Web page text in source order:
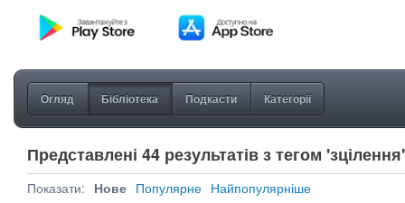
Огляд Бібліотека Подкасти Категорії
Представлені 44 результатів з тегом 'зцілення'
Показати: Нове Популярне Найпопулярніше